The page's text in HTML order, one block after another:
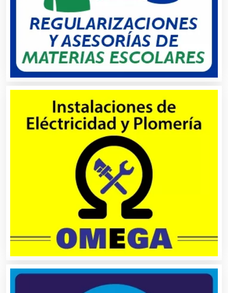
Aire Acondicionado
Alarmas
Albercas
Alimentos
Almacenaje
Alquiler de Autos
Alquiler de Equipos para Fiestas
Alquiler de Sillas y Mesas